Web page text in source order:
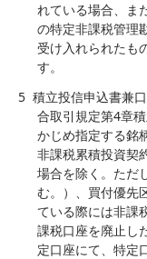
れている場合、ま
の特定非課税管理
受け入れられたも
す。
5 積立投信申込書兼
合取引規定第4章
かじめ指定する銘
非課税累積投資契
場合を除く。ただ
む。）、買付優先
ている際には非課
課税口座を廃止し
定口座にて、特定